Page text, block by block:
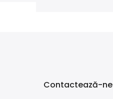
Contactează-ne